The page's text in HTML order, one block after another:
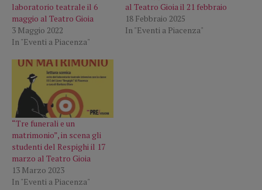
laboratorio teatrale il 6
maggio al Teatro Gioia
3 Maggio 2022
In "Eventi a Piacenza"
al Teatro Gioia il 21 febbraio
18 Febbraio 2025
In "Eventi a Piacenza"
“Tre funerali e un
matrimonio”, in scena gli
studenti del Respighi il 17
marzo al Teatro Gioia
13 Marzo 2023
In "Eventi a Piacenza"